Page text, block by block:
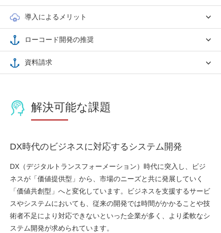
導入によるメリット
ローコード開発の推奨
資料請求
解決可能な課題
DX時代のビジネスに対応するシステム開発
DX（デジタルトランスフォーメーション）時代に突入し、ビジ
ネスが「価値提供型」から、市場のニーズと共に発展していく
「価値共創型」へと変化しています。ビジネスを支援するサービ
スやシステムにおいても、従来の開発では時間がかかることや技
術者不足により対応できないといった企業が多く、より柔軟なシ
ステム開発が求められています。